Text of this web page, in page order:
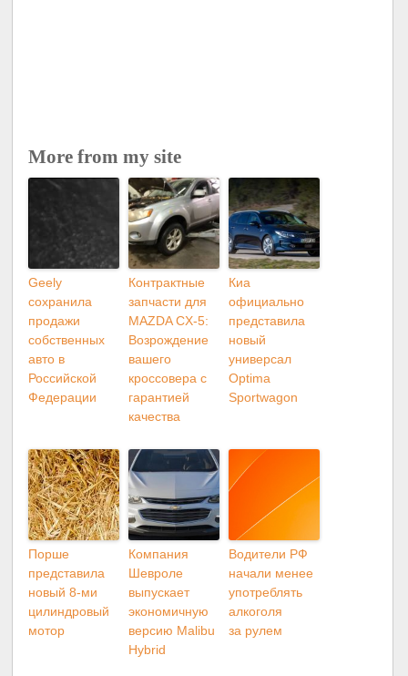
More from my site
Geely
сохранила
продажи
собственных
авто в
Российской
Федерации
Контрактные
запчасти для
MAZDA CX-5:
Возрождение
вашего
кроссовера с
гарантией
качества
Киа
официально
представила
новый
универсал
Optima
Sportwagon
Порше
представила
новый 8-ми
цилиндровый
мотор
Компания
Шевроле
выпускает
экономичную
версию Malibu
Hybrid
Водители РФ
начали менее
употреблять
алкоголя
за рулем